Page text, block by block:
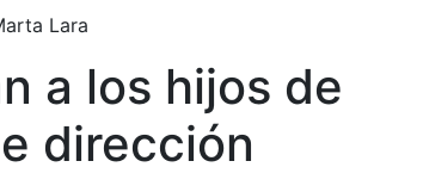
Lara
a los hijos de
dirección